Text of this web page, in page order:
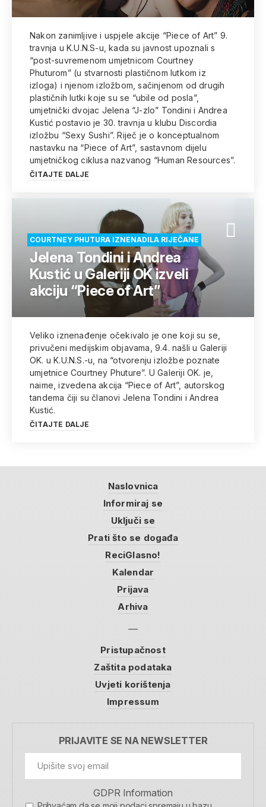
Nakon zanimljive i uspjele akcije “Piece of Art” 9.
travnja u K.U.N.S-u, kada su javnost upoznali s
“post-suvremenom umjetnicom Courtney
Phuturom” (u stvarnosti plastičnom lutkom iz
izloga) i njenom izložbom, sačinjenom od drugih
plastičnih lutki koje su se “ubile od posla”,
umjetnički dvojac Jelena “J-zlo” Tondini i Andrea
Kustić postavio je 30. travnja u klubu Discordia
izložbu “Sexy Sushi”. Riječ je o konceptualnom
nastavku na “Piece of Art”, sastavnom dijelu
umjetničkog ciklusa nazvanog “Human Resources”.
ČITAJTE DALJE
COURTNEY PHUTURA IZNENADILA RIJEČANE
Jelena Tondini i Andrea
Kustić u Galeriji OK izveli
akciju “Piece of Art”
Veliko iznenađenje očekivalo je one koji su se,
privučeni medijskim objavama, 9.4. našli u Galeriji
OK. u K.U.N.S.-u, na “otvorenju izložbe poznate
umjetnice Courtney Phuture”. U Galeriji OK. je,
naime, izvedena akcija “Piece of Art”, autorskog
tandema čiji su članovi Jelena Tondini i Andrea
Kustić.
ČITAJTE DALJE
Naslovnica
Informiraj se
Uključi se
Prati što se događa
ReciGlasno!
Kalendar
Prijava
Arhiva
Pristupačnost
Zaštita podataka
Uvjeti korištenja
Impressum
PRIJAVITE SE NA NEWSLETTER
GDPR Information